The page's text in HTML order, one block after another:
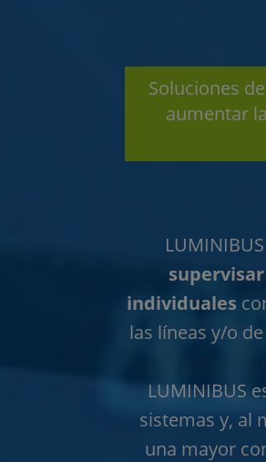
Soluciones
aumentar
individuales
las líneas y/o
LUMINIBUS
sistemas y, al
una mayor